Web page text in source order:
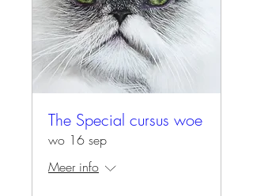
The Special cursus woe
wo 16 sep
Meer info